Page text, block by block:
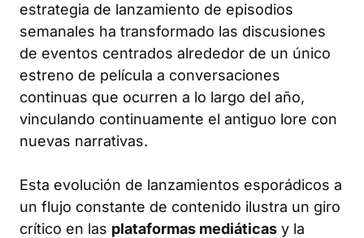
estrategia de lanzamiento de episodios
semanales ha transformado las discusiones
de eventos centrados alrededor de un único
estreno de película a conversaciones
continuas que ocurren a lo largo del año,
vinculando continuamente el antiguo lore con
nuevas narrativas.
Esta evolución de lanzamientos esporádicos a
un flujo constante de contenido ilustra un giro
crítico en las plataformas mediáticas y la